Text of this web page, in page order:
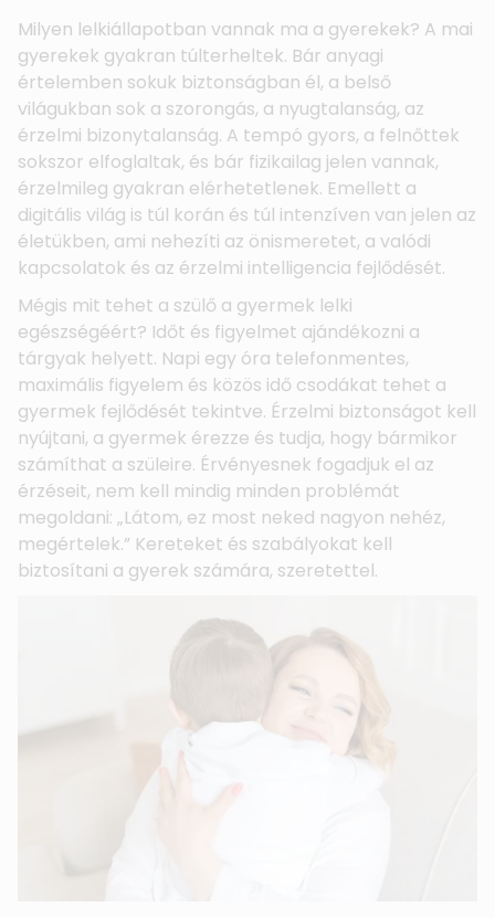
Milyen lelkiállapotban vannak ma a gyerekek? A mai
gyerekek gyakran túlterheltek. Bár anyagi
értelemben sokuk biztonságban él, a belső
világukban sok a szorongás, a nyugtalanság, az
érzelmi bizonytalanság. A tempó gyors, a felnőttek
sokszor elfoglaltak, és bár fizikailag jelen vannak,
érzelmileg gyakran elérhetetlenek. Emellett a
digitális világ is túl korán és túl intenzíven van jelen az
életükben, ami nehezíti az önismeretet, a valódi
kapcsolatok és az érzelmi intelligencia fejlődését.
Mégis mit tehet a szülő a gyermek lelki
egészségéért? Időt és figyelmet ajándékozni a
tárgyak helyett. Napi egy óra telefonmentes,
maximális figyelem és közös idő csodákat tehet a
gyermek fejlődését tekintve. Érzelmi biztonságot kell
nyújtani, a gyermek érezze és tudja, hogy bármikor
számíthat a szüleire. Érvényesnek fogadjuk el az
érzéseit, nem kell mindig minden problémát
megoldani: „Látom, ez most neked nagyon nehéz,
megértelek.” Kereteket és szabályokat kell
biztosítani a gyerek számára, szeretettel.